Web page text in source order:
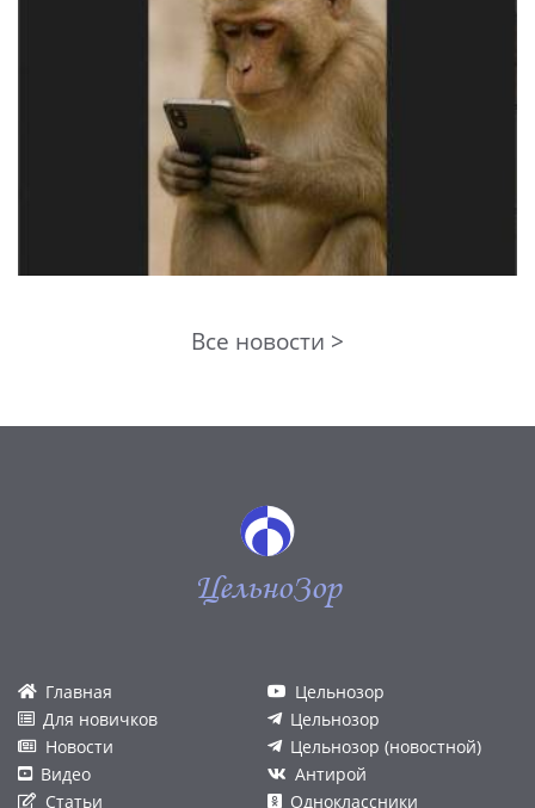
Все новости >
ЦельноЗор
Главная
Для новичков
Новости
Видео
Статьи
Цельнозор
Цельнозор
Цельнозор (новостной)
Антирой
Одноклассники